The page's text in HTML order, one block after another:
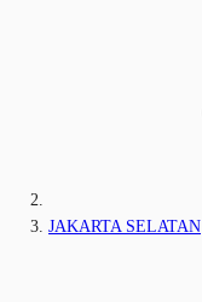
JAKARTA SELATAN